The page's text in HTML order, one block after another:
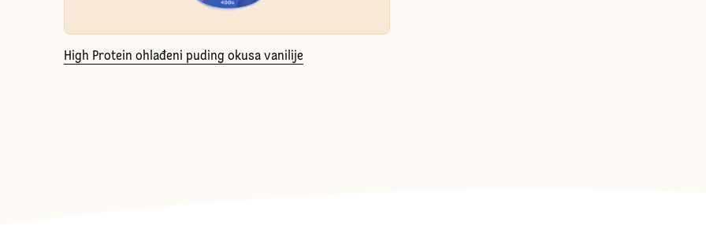
High Protein ohlađeni puding okusa vanilije